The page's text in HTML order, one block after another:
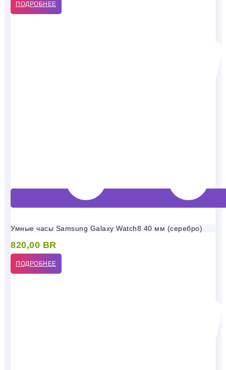
ПОДРОБНЕЕ
Умные часы Samsung Galaxy Watch8 40 мм (серебро)
820,00 BR
ПОДРОБНЕЕ